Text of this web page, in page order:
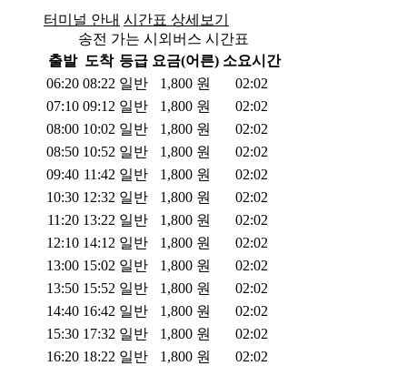
터미널 안내 시간표 상세보기
송전 가는 시외버스 시간표
출발 도착 등급 요금(어른) 소요시간
06:20 08:22 일반 1,800 원
02:02
07:10 09:12 일반 1,800 원
02:02
08:00 10:02 일반 1,800 원
02:02
08:50 10:52 일반 1,800 원
02:02
09:40 11:42 일반 1,800 원
02:02
10:30 12:32 일반 1,800 원
02:02
11:20 13:22 일반 1,800 원
02:02
12:10 14:12 일반 1,800 원
02:02
13:00 15:02 일반 1,800 원
02:02
13:50 15:52 일반 1,800 원
02:02
14:40 16:42 일반 1,800 원
02:02
15:30 17:32 일반 1,800 원
02:02
16:20 18:22 일반 1,800 원
02:02